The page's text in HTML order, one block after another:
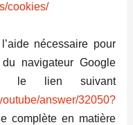
cookies/
nécessaire pour
navigateur Google
le lien suivant
answer/32050?
complète en matière